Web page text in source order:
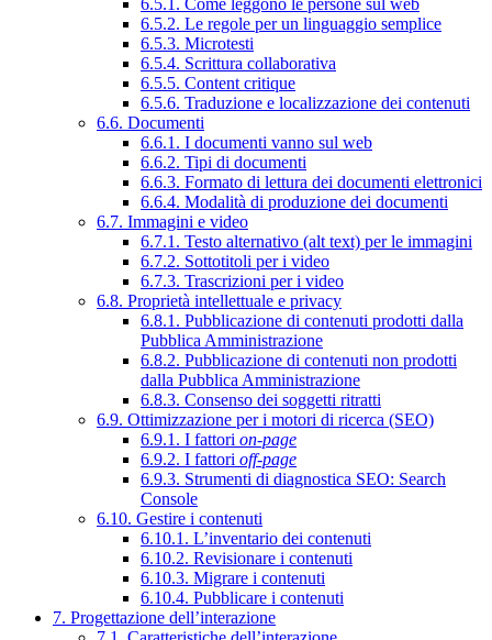
6.5.2. Le regole per un linguaggio semplice
6.5.3. Microtesti
6.5.4. Scrittura collaborativa
6.5.5. Content critique
6.5.6. Traduzione e localizzazione dei contenuti
6.6. Documenti
6.6.1. I documenti vanno sul web
6.6.2. Tipi di documenti
6.6.3. Formato di lettura dei documenti elettronici
6.6.4. Modalità di produzione dei documenti
6.7. Immagini e video
6.7.1. Testo alternativo (alt text) per le immagini
6.7.2. Sottotitoli per i video
6.7.3. Trascrizioni per i video
6.8. Proprietà intellettuale e privacy
6.8.1. Pubblicazione di contenuti prodotti dalla
Pubblica Amministrazione
6.8.2. Pubblicazione di contenuti non prodotti
dalla Pubblica Amministrazione
6.8.3. Consenso dei soggetti ritratti
6.9. Ottimizzazione per i motori di ricerca (SEO)
6.9.1. I fattori on-page
6.9.2. I fattori off-page
6.9.3. Strumenti di diagnostica SEO: Search
Console
6.10. Gestire i contenuti
6.10.1. L’inventario dei contenuti
6.10.2. Revisionare i contenuti
6.10.3. Migrare i contenuti
6.10.4. Pubblicare i contenuti
7. Progettazione dell’interazione